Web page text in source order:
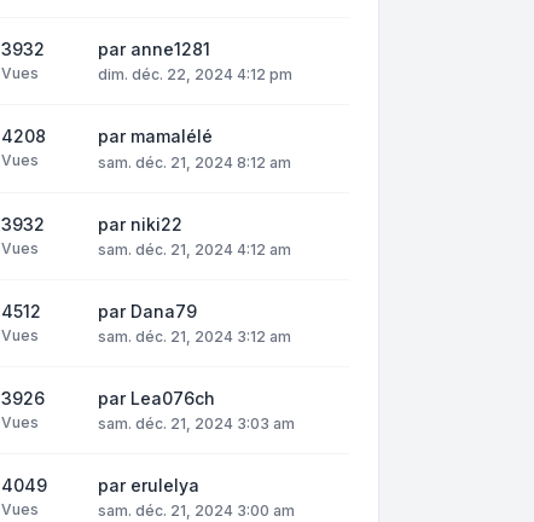
3932
Vues
par anne1281
dim. déc. 22, 2024 4:12 pm
4208
Vues
par mamalélé
sam. déc. 21, 2024 8:12 am
3932
Vues
par niki22
sam. déc. 21, 2024 4:12 am
4512
Vues
par Dana79
sam. déc. 21, 2024 3:12 am
3926
Vues
par Lea076ch
sam. déc. 21, 2024 3:03 am
4049
Vues
par erulelya
sam. déc. 21, 2024 3:00 am